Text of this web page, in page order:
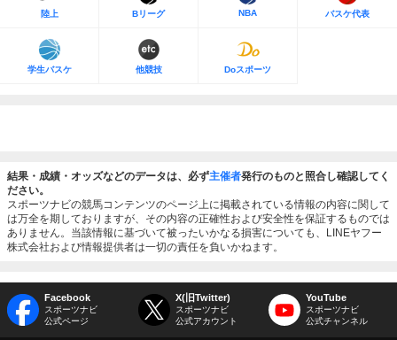
陸上 Bリーグ NBA バスケ代表
学生バスケ 他競技 Doスポーツ
結果・成績・オッズなどのデータは、必ず主催者発行のものと照合し確認してく
ださい。
スポーツナビの競馬コンテンツのページ上に掲載されている情報の内容に関して
は万全を期しておりますが、その内容の正確性および安全性を保証するものでは
ありません。当該情報に基づいて被ったいかなる損害についても、LINEヤフー
株式会社および情報提供者は一切の責任を負いかねます。
Facebook
スポーツナビ
公式ページ
X(旧Twitter)
スポーツナビ
公式アカウント
YouTube
スポーツナビ
公式チャンネル